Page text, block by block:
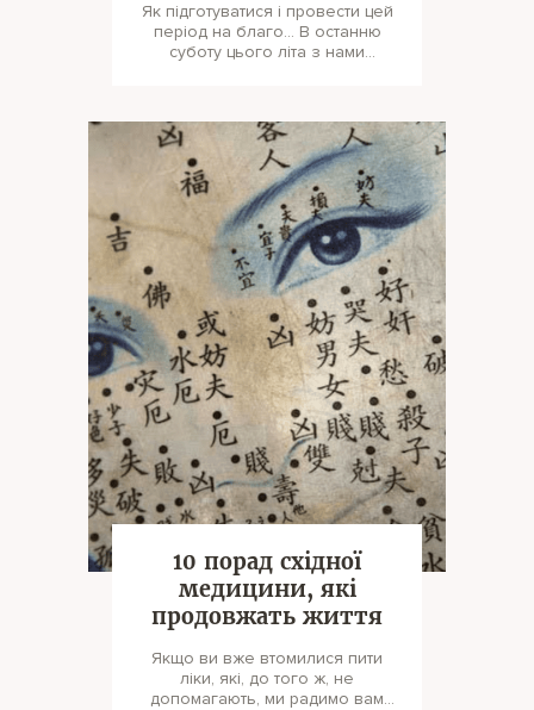
Як підготуватися і провести цей
період на благо… В останню
суботу цього літа з нами
10 порад східної
медицини, які
продовжать життя
Якщо ви вже втомилися пити
ліки, які, до того ж, не
допомагають, ми радимо вам